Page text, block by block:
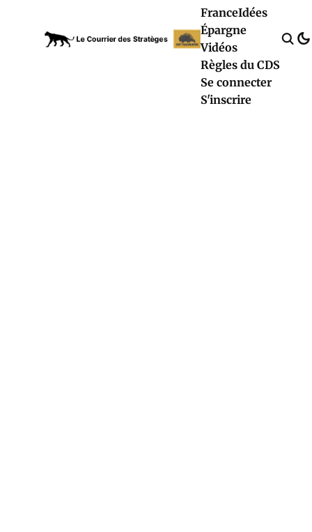
FranceIdées
Épargne
Vidéos
Règles du CDS
Se connecter
S'inscrire